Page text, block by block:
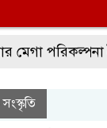
পরিকল্পনা